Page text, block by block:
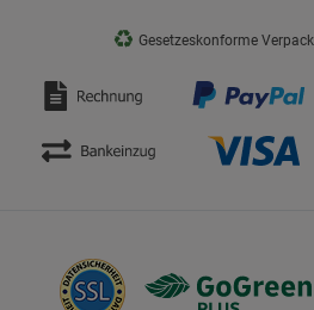
♻ Gesetzeskonforme